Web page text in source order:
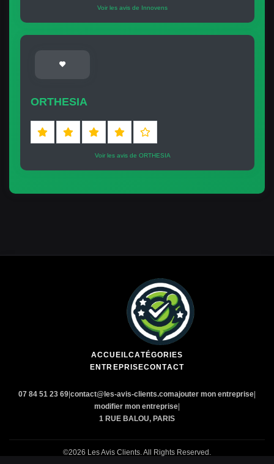
Voir les avis de Innovens
ORTHESIA
Voir les avis de ORTHESIA
ACCUEILCATÉGORIES
ENTREPRISECONTACT
07 84 51 23 69|contact@les-avis-clients.comajouter mon entreprise|
modifier mon entreprise|
1 RUE BALOU, PARIS
©2026 Les Avis Clients. All Rights Reserved.